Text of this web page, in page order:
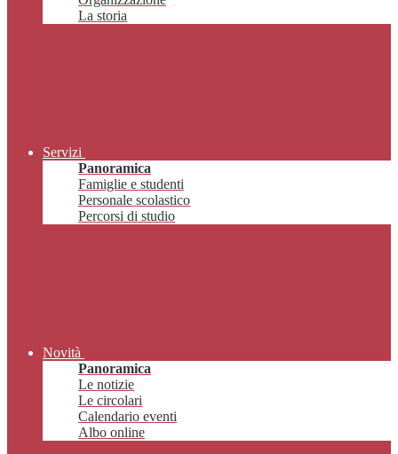
La storia
Servizi
Panoramica
Famiglie e studenti
Personale scolastico
Percorsi di studio
Novità
Panoramica
Le notizie
Le circolari
Calendario eventi
Albo online